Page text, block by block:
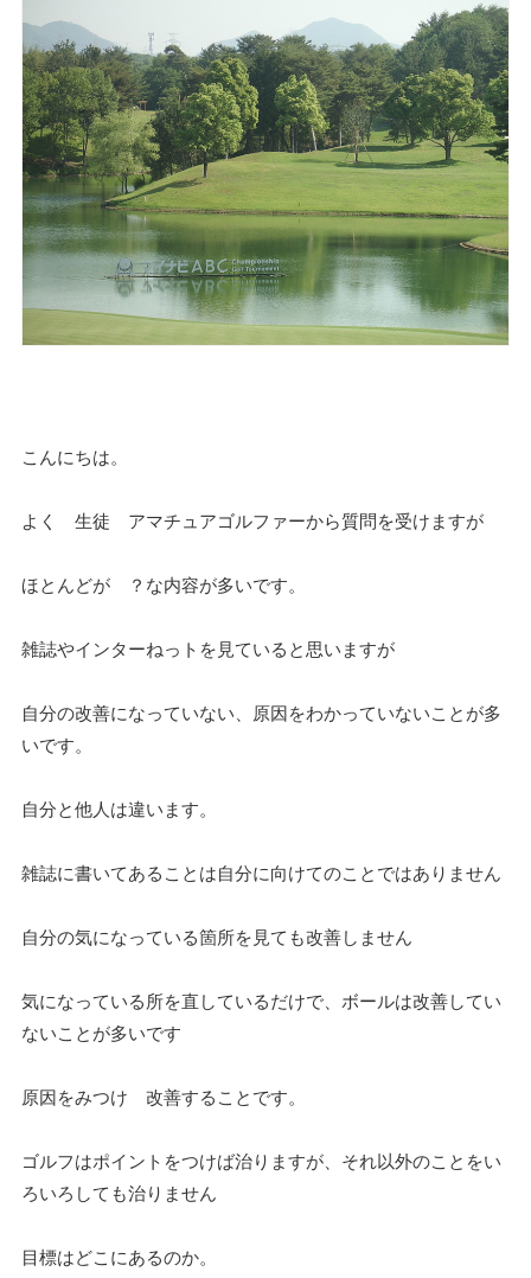
こんにちは。
よく 生徒 アマチュアゴルファーから質問を受けますが
ほとんどが ？な内容が多いです。
雑誌やインターねっトを見ていると思いますが
自分の改善になっていない、原因をわかっていないことが多
いです。
自分と他人は違います。
雑誌に書いてあることは自分に向けてのことではありません
自分の気になっている箇所を見ても改善しません
気になっている所を直しているだけで、ボールは改善してい
ないことが多いです
原因をみつけ 改善することです。
ゴルフはポイントをつけば治りますが、それ以外のことをい
ろいろしても治りません
目標はどこにあるのか。